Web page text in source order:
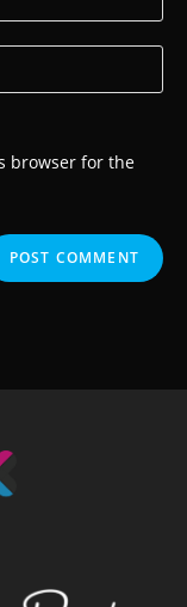
browser for the